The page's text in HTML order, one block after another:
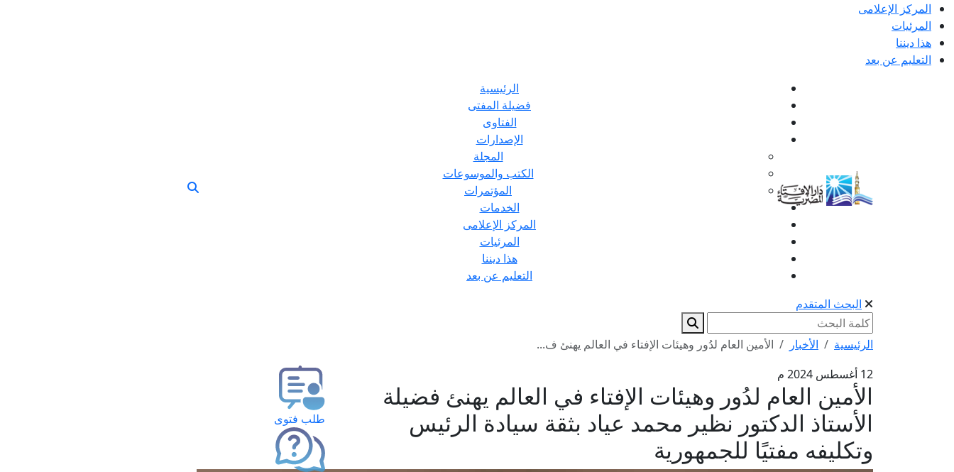
المركز الإعلامى
المرئيات
هذا ديننا
التعليم عن بعد
الرئيسية
فضيلة المفتى
الفتاوى
الإصدارات
المجلة
الكتب والموسوعات
المؤتمرات
الخدمات
المركز الإعلامى
المرئيات
هذا ديننا
التعليم عن بعد
البحث المتقدم
الرئيسية الأخبار
الأمين العام لدُور وهيئات الإفتاء في العالم يهنئ ف...
12 أغسطس 2024 م
الأمين العام لدُور وهيئات الإفتاء في العالم يهنئ فضيلة
الأستاذ الدكتور نظير محمد عياد بثقة سيادة الرئيس
وتكليفه مفتيًا للجمهورية
طلب فتوى